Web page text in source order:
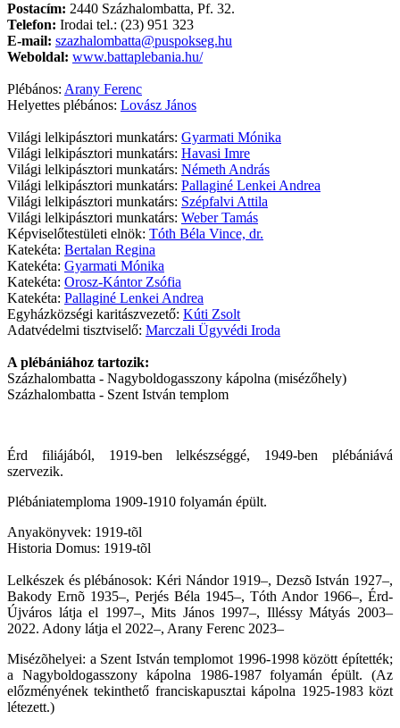
Postacím: 2440 Százhalombatta, Pf. 32.
Telefon: Irodai tel.: (23) 951 323
E-mail: szazhalombatta@puspokseg.hu
Weboldal: www.battaplebania.hu/
Plébános: Arany Ferenc
Helyettes plébános: Lovász János
Világi lelkipásztori munkatárs: Gyarmati Mónika
Világi lelkipásztori munkatárs: Havasi Imre
Világi lelkipásztori munkatárs: Németh András
Világi lelkipásztori munkatárs: Pallaginé Lenkei Andrea
Világi lelkipásztori munkatárs: Szépfalvi Attila
Világi lelkipásztori munkatárs: Weber Tamás
Képviselőtestületi elnök: Tóth Béla Vince, dr.
Katekéta: Bertalan Regina
Katekéta: Gyarmati Mónika
Katekéta: Orosz-Kántor Zsófia
Katekéta: Pallaginé Lenkei Andrea
Egyházközségi karitászvezető: Kúti Zsolt
Adatvédelmi tisztviselő: Marczali Ügyvédi Iroda
A plébániához tartozik:
Százhalombatta - Nagyboldogasszony kápolna (misézőhely)
Százhalombatta - Szent István templom
Érd filiájából, 1919-ben lelkészséggé, 1949-ben plébániává
szervezik.
Plébániatemploma 1909-1910 folyamán épült.
Anyakönyvek: 1919-tõl
Historia Domus: 1919-tõl
Lelkészek és plébánosok: Kéri Nándor 1919–, Dezsõ István 1927–,
Bakody Ernõ 1935–, Perjés Béla 1945–, Tóth Andor 1966–, Érd-
Újváros látja el 1997–, Mits János 1997–, Illéssy Mátyás 2003–
2022. Adony látja el 2022–, Arany Ferenc 2023–
Misézõhelyei: a Szent István templomot 1996-1998 között építették;
a Nagyboldogasszony kápolna 1986-1987 folyamán épült. (Az
előzményének tekinthető franciskapusztai kápolna 1925-1983 közt
létezett.)